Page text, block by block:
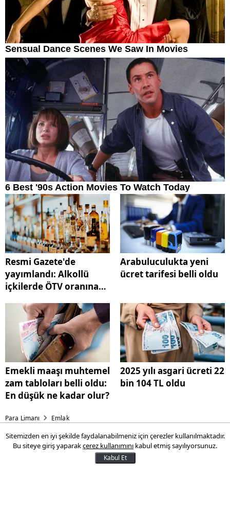
Resmi Gazete'de
yayımlandı: Alkollü
içkilerde ÖTV oranına
Arabuluculukta yeni
ücret tarifesi belli oldu
Emekli maaşı muhtemel
zam tabloları belli oldu:
En düşük ne kadar olur?
2025 yılı asgari ücreti 22
bin 104 TL oldu
Para Limanı Emlak
Satılık konutlar için ilan
doğrulama zorunluluğu
Sitemizden en iyi şekilde faydalanabilmeniz için çerezler kullanılmaktadır.
Bu siteye giriş yaparakçerez kullanımını kabul etmiş sayılıyorsunuz.
Kabul Et